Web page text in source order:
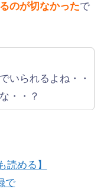
のが切なかったで
いられるよね・・
・・？
読める】
で